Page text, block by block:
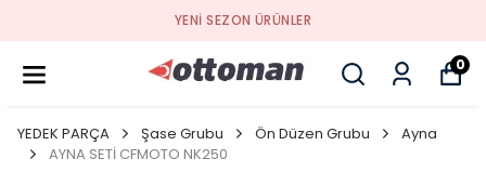
YENI SEZON ÜRÜNLER
0
YEDEK PARÇA Şase Grubu Ön Düzen Grubu
Ayna
AYNA SETİ CFMOTO NK250